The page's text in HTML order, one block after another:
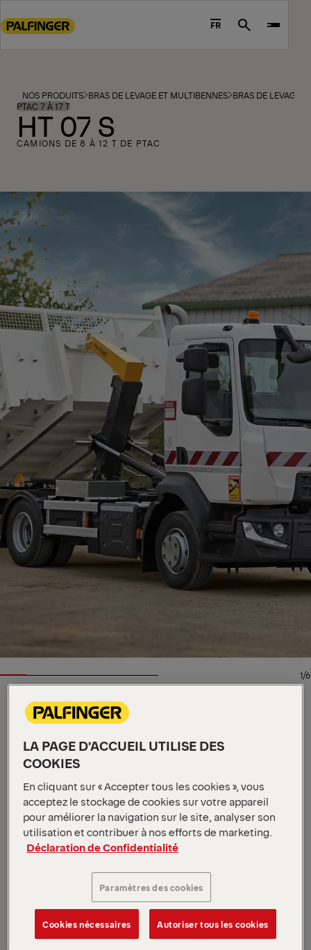
to
footer
content
FR Search
NOS PRODUITS BRAS DE LEVAGE ET MULTIBENNES BRAS DE LEVAGE
PTAC 7 À 17 T
HT 07 S
CAMIONS DE 8 À 12 T DE PTAC
1/6
INFORMATIONS DÉTAILLÉES
Spécifications clés
Capacité de charge maximale
Longueur de la benne 3000 - 5250 mm
Voir toutes les spécifications
Les bras de levage télescopiques HT 07 S offrent des
performances polyvalentes grâce à un système
coulissant compatible avec plusieurs longueurs de
bennes de classe 1 et s’adaptent facilement à
différentes tâches. Leur faible hauteur de transport
et leur conception légère offrent des solutions sûres
et flexibles, dotées de diverses options de confort
pour une utilisation dans le monde entier.
LA PAGE D’ACCUEIL UTILISE DES
COOKIES
En cliquant sur « Accepter tous les cookies », vous
acceptez le stockage de cookies sur votre appareil
pour améliorer la navigation sur le site, analyser son
utilisation et contribuer à nos efforts de marketing.
Déclaration de Confidentialité
Paramètres des cookies
Cookies nécessaires Autoriser tous les cookies